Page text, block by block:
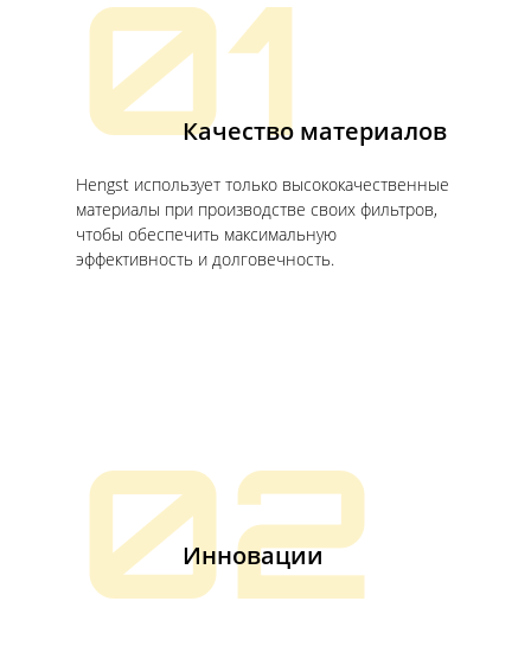
01
Качество материалов
Hengst использует только высококачественные
материалы при производстве своих фильтров,
чтобы обеспечить максимальную
эффективность и долговечность.
02
Инновации